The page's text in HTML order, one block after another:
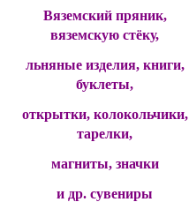
Вяземский пряник,
вяземскую стёку,
льняные изделия, книги,
буклеты,
открытки, колокольчики,
тарелки,
магниты, значки
и др. сувениры